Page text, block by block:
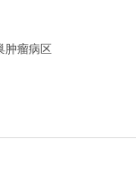
肿瘤病区